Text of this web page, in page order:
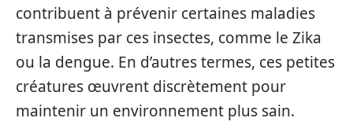
contribuent à prévenir certaines maladies
transmises par ces insectes, comme le Zika
ou la dengue. En d’autres termes, ces petites
créatures œuvrent discrètement pour
maintenir un environnement plus sain.